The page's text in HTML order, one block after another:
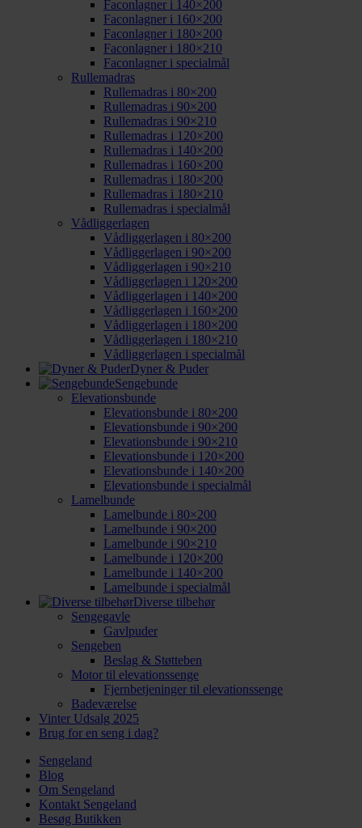
Faconlagner i 140×200
Faconlagner i 160×200
Faconlagner i 180×200
Faconlagner i 180×210
Faconlagner i specialmål
Rullemadras
Rullemadras i 80×200
Rullemadras i 90×200
Rullemadras i 90×210
Rullemadras i 120×200
Rullemadras i 140×200
Rullemadras i 160×200
Rullemadras i 180×200
Rullemadras i 180×210
Rullemadras i specialmål
Vådliggerlagen
Vådliggerlagen i 80×200
Vådliggerlagen i 90×200
Vådliggerlagen i 90×210
Vådliggerlagen i 120×200
Vådliggerlagen i 140×200
Vådliggerlagen i 160×200
Vådliggerlagen i 180×200
Vådliggerlagen i 180×210
Vådliggerlagen i specialmål
Dyner & Puder
Sengebunde
Elevationsbunde
Elevationsbunde i 80×200
Elevationsbunde i 90×200
Elevationsbunde i 90×210
Elevationsbunde i 120×200
Elevationsbunde i 140×200
Elevationsbunde i specialmål
Lamelbunde
Lamelbunde i 80×200
Lamelbunde i 90×200
Lamelbunde i 90×210
Lamelbunde i 120×200
Lamelbunde i 140×200
Lamelbunde i specialmål
Diverse tilbehør
Sengegavle
Gavlpuder
Sengeben
Beslag & Støtteben
Motor til elevationssenge
Fjernbetjeninger til elevationssenge
Badeværelse
Vinter Udsalg 2025
Brug for en seng i dag?
Sengeland
Blog
Om Sengeland
Kontakt Sengeland
Besøg Butikken